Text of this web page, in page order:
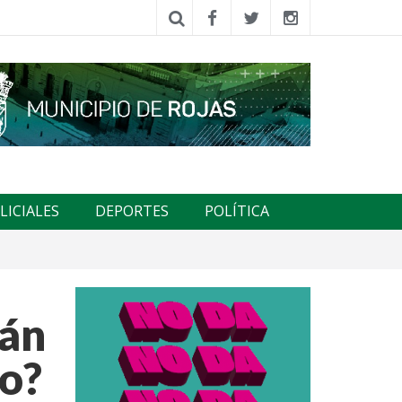
DEPORTES POLÍTICA